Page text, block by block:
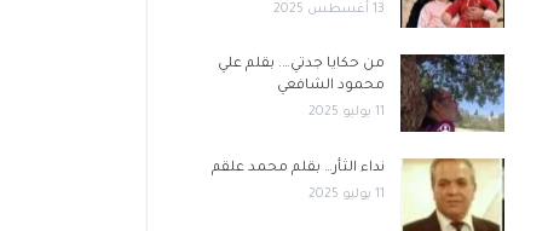
13 أغسطس 2025
من حكايا جدتي…. بقلم علي
محمود الشافعي
11 يوليو 2025
نداء الثأر… بقلم محمد علقم
11 يوليو 2025